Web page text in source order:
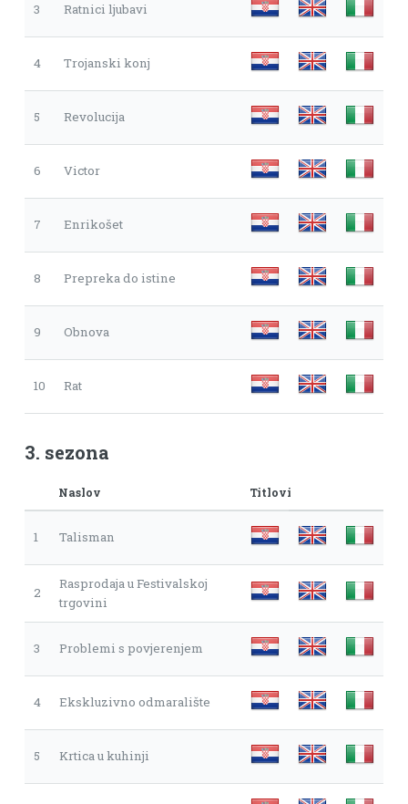
3 Ratnici ljubavi
4 Trojanski konj
5 Revolucija
6 Victor
7 Enrikošet
8 Prepreka do istine
9 Obnova
10 Rat
3. sezona
Naslov Titlovi
1 Talisman
2
Rasprodaja u Festivalskoj
trgovini
3 Problemi s povjerenjem
4 Ekskluzivno odmaralište
5 Krtica u kuhinji